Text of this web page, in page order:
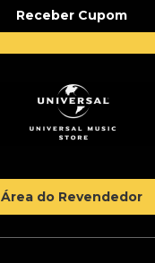
Receber Cupom
Área do Revendedor